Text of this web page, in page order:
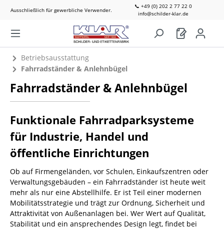
Ausschließlich für gewerbliche Verwender.
📞 +49 (0) 202 2 77 22 0
info@schilder-klar.de
Betriebsausstattung
Fahrradständer & Anlehnbügel
Fahrradständer & Anlehnbügel
Funktionale Fahrradparksysteme
für Industrie, Handel und
öffentliche Einrichtungen
Ob auf Firmengeländen, vor Schulen, Einkaufszentren oder
Verwaltungsgebäuden – ein Fahrradständer ist heute weit
mehr als nur eine Abstellhilfe. Er ist Teil einer modernen
Mobilitätsstrategie und trägt zur Ordnung, Sicherheit und
Attraktivität von Außenanlagen bei. Wer Wert auf Qualität,
Stabilität und ein ansprechendes Design legt, findet bei